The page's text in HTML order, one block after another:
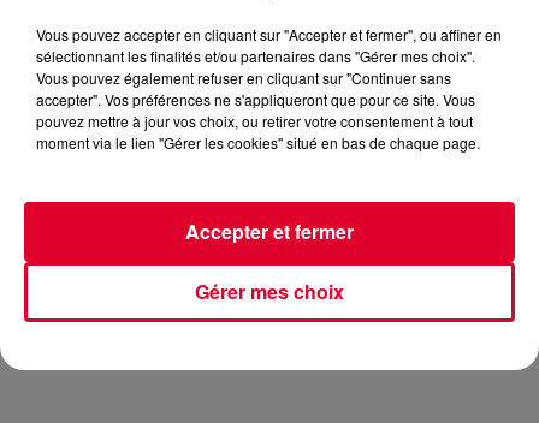
Vous pouvez accepter en cliquant sur "Accepter et fermer", ou affiner en
sélectionnant les finalités et/ou partenaires dans "Gérer mes choix".
Vous pouvez également refuser en cliquant sur "Continuer sans
accepter". Vos préférences ne s'appliqueront que pour ce site. Vous
pouvez mettre à jour vos choix, ou retirer votre consentement à tout
moment via le lien "Gérer les cookies" situé en bas de chaque page.
Gérer mes choix
Accepter et fermer